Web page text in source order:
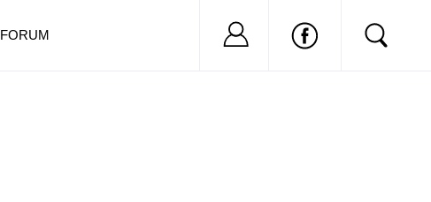
FORUM Nu ai cont?